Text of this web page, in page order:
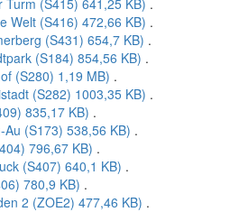
Turm (S415) 641,25 KB) .
Welt (S416) 472,66 KB) .
(S431) 654,7 KB) .
(S184) 854,56 KB) .
(S280) 1,19 MB) .
(S282) 1003,35 KB) .
835,17 KB) .
Au (S173) 538,56 KB) .
796,67 KB) .
(S407) 640,1 KB) .
780,9 KB) .
2 (ZOE2) 477,46 KB) .